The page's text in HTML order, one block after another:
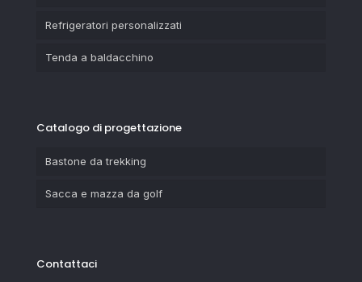
Refrigeratori personalizzati
Tenda a baldacchino
Catalogo di progettazione
Bastone da trekking
Sacca e mazza da golf
Contattaci